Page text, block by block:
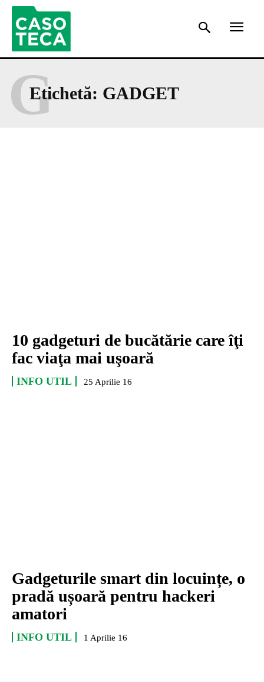
Etichetă: GADGET
G
10 gadgeturi de bucătărie care îţi
fac viaţa mai uşoară
INFO UTIL 25 Aprilie 16
Gadgeturile smart din locuințe, o
pradă ușoară pentru hackeri
amatori
INFO UTIL 1 Aprilie 16